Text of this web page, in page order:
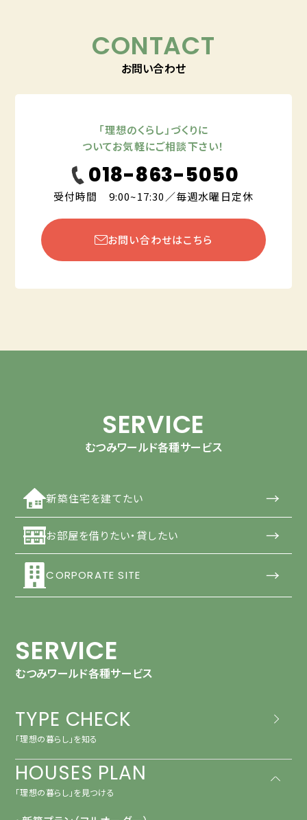
CONTACT
お問い合わせ
「理想のくらし」づくりに
ついてお気軽にご相談下さい！
018-863-5050
受付時間 9:00~17:30／毎週水曜日定休
お問い合わせはこちら
SERVICE
むつみワールド各種サービス
新築住宅を建てたい →
お部屋を借りたい・貸したい →
CORPORATE SITE →
SERVICE
むつみワールド各種サービス
TYPE CHECK
「理想の暮らし」を知る
HOUSES PLAN
「理想の暮らし」を見つける